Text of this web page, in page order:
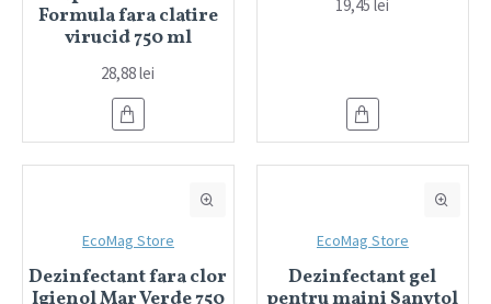
Formula fara clatire
virucid 750 ml
28,88 lei
19,45 lei
EcoMag Store
Dezinfectant fara clor
EcoMag Store
Dezinfectant gel